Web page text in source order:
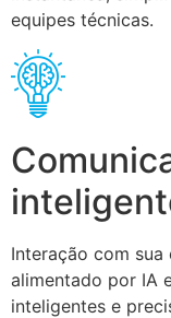
equipes técnicas.
Interação com sua
alimentado por IA
inteligentes e